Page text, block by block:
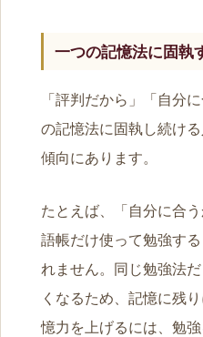
一つの記憶法に固執
「評判だから」「自分
の記憶法に固執し続け
傾向にあります。
たとえば、「自分に合
語帳だけ使って勉強す
れません。同じ勉強法
くなるため、記憶に残
憶力を上げるには、勉